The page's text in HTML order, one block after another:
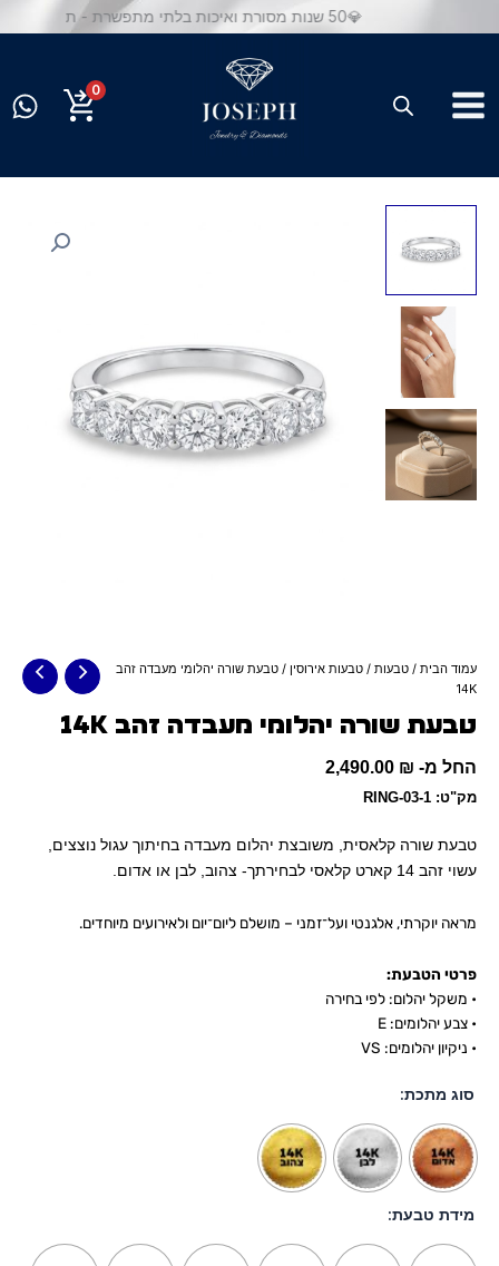
💎50 שנות מסורת ואיכות בלתי מתפשרת - תכשיטי יוסף
0
עמוד הבית / טבעות / טבעות אירוסין / טבעת שורה יהלומי מעבדה זהב
14K
טבעת שורה יהלומי מעבדה זהב 14K
החל מ- 2,490.00 ₪
מק"ט: RING-03-1
טבעת שורה קלאסית, משובצת יהלום מעבדה בחיתוך עגול נוצצים,
עשוי זהב 14 קארט קלאסי לבחירתך- צהוב, לבן או אדום.
מראה יוקרתי, אלגנטי ועל־זמני – מושלם ליום־יום ולאירועים מיוחדים.
פרטי הטבעת:
• משקל יהלום: לפי בחירה
• צבע יהלומים: E
• ניקיון יהלומים: VS
סוג מתכת:
מידת טבעת:
טבעת
יהלומי
מעבדה
זהב
14K